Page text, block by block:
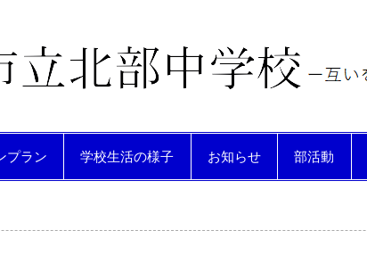
プラン 学校生活の様子 お知らせ 部活動